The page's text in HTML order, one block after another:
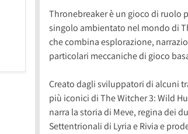
Thronebreaker è un gioco di ruolo
singolo ambientato nel mondo di
che combina esplorazione,
particolari meccaniche di gioco
Creato dagli sviluppatori di alcuni
più iconici di The Witcher 3: Wild
narra la storia di Meve, regina dei
Settentrionali di Lyria e Rivia e